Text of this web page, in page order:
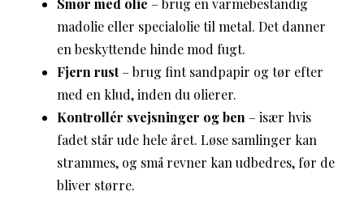
Smør med olie – brug en varmebestandig
madolie eller specialolie til metal. Det danner
en beskyttende hinde mod fugt.
Fjern rust– brug fint sandpapir og tør efter
med en klud, inden du olierer.
Kontrollér svejsninger og ben – især hvis
fadet står ude hele året. Løse samlinger kan
strammes, og små revner kan udbedres, før de
bliver større.